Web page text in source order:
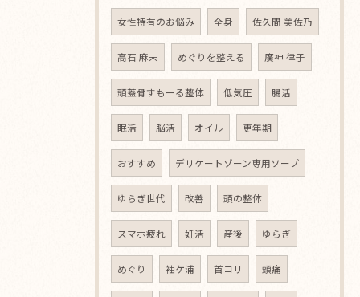
女性特有のお悩み 全身 佐久間 美佐乃
高石 麻未 めぐりを整える 廣神 律子
頭蓋骨すもーる整体 低気圧 腸活
眠活 脳活 オイル 更年期
おすすめ デリケートゾーン専用ソープ
ゆらぎ世代 改善 頭の整体
スマホ疲れ 妊活 産後 ゆらぎ
めぐり 袖ケ浦 首コリ 頭痛